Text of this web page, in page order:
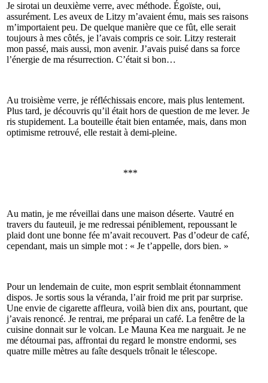
Je sirotai un deuxième verre, avec méthode. Égoïste, oui,
assurément. Les aveux de Litzy m’avaient ému, mais ses raisons
m’importaient peu. De quelque manière que ce fût, elle serait
toujours à mes côtés, je l’avais compris ce soir. Litzy resterait
mon passé, mais aussi, mon avenir. J’avais puisé dans sa force
l’énergie de ma résurrection. C’était si bon…
Au troisième verre, je réfléchissais encore, mais plus lentement.
Plus tard, je découvris qu’il était hors de question de me lever. Je
ris stupidement. La bouteille était bien entamée, mais, dans mon
optimisme retrouvé, elle restait à demi-pleine.
***
Au matin, je me réveillai dans une maison déserte. Vautré en
travers du fauteuil, je me redressai péniblement, repoussant le
plaid dont une bonne fée m’avait recouvert. Pas d’odeur de café,
cependant, mais un simple mot : « Je t’appelle, dors bien. »
Pour un lendemain de cuite, mon esprit semblait étonnamment
dispos. Je sortis sous la véranda, l’air froid me prit par surprise.
Une envie de cigarette affleura, voilà bien dix ans, pourtant, que
j’avais renoncé. Je rentrai, me préparai un café. La fenêtre de la
cuisine donnait sur le volcan. Le Mauna Kea me narguait. Je ne
me détournai pas, affrontai du regard le monstre endormi, ses
quatre mille mètres au faîte desquels trônait le télescope.